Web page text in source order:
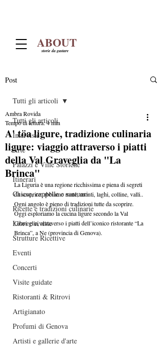
ABOUT
storie da gustare
Post
Tutti gli articoli
Interviste
Arte
Palazzi e Ville Storiche
Itinerari
Chiese, cappelle e santuari
Ricette e tradizioni culinarie
Libri e riviste
Strutture Ricettive
Eventi
Concerti
Visite guidate
Ristoranti & Ritrovi
Artigianato
Profumi di Genova
Artisti e gallerie d'arte
Tutti gli articoli
A' töa ligure, tradizione culinaria
ligure: viaggio attraverso i piatti
della Val Graveglia da "La
Brinca"
Ambra Rovida
Tempo di lettura: 4 min
La Liguria è una regione ricchissima e piena di segreti
da scoprire: abbiamo mare, monti, laghi, colline, valli..
Ogni angolo è pieno di tradizioni tutte da scoprire.
Oggi esploriamo la cucina ligure secondo la Val
Graveglia, attraverso i piatti dell’iconico ristorante “La
Brinca”, a Ne (provincia di Genova).